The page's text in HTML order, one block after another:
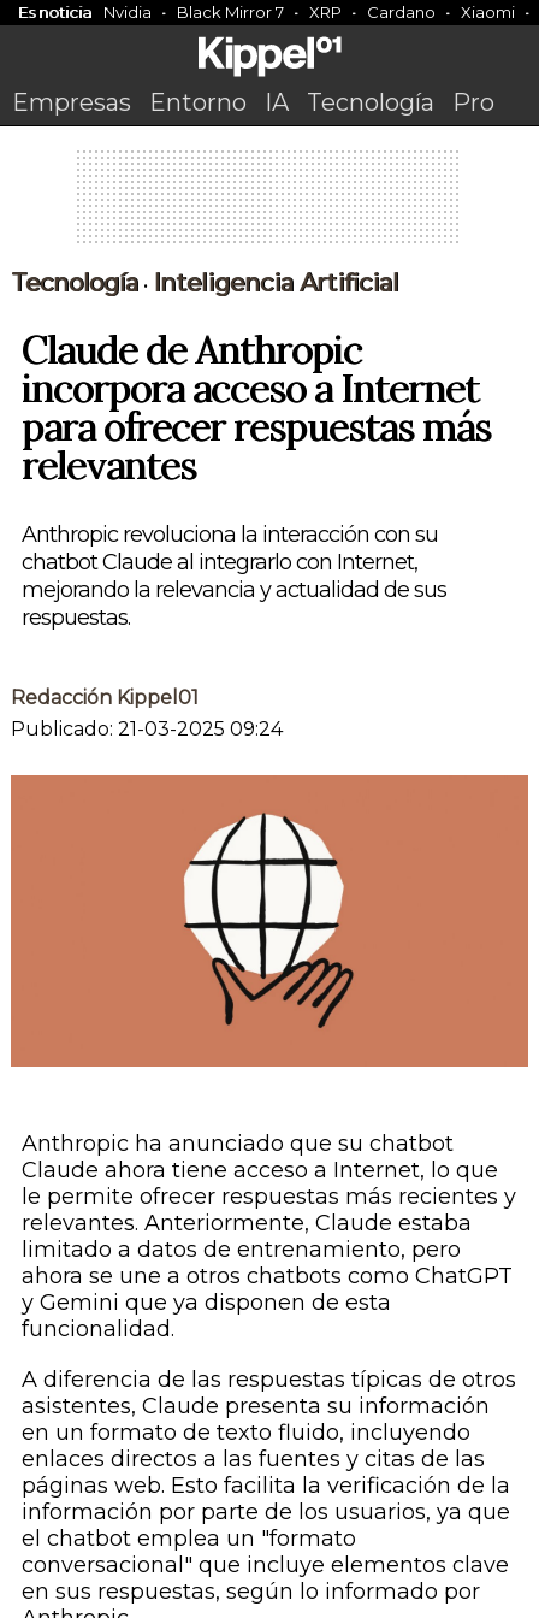
Es noticia Nvidia Black Mirror 7 XRP Cardano Xiaomi
Empresas Entorno IA Tecnología Pro
Tecnología• Inteligencia Artificial
Claude de Anthropic
incorpora acceso a Internet
para ofrecer respuestas más
relevantes
Anthropic revoluciona la interacción con su
chatbot Claude al integrarlo con Internet,
mejorando la relevancia y actualidad de sus
respuestas.
Redacción Kippel01
Publicado: 21-03-2025 09:24
Anthropic ha anunciado que su chatbot
Claude ahora tiene acceso a Internet, lo que
le permite ofrecer respuestas más recientes y
relevantes. Anteriormente, Claude estaba
limitado a datos de entrenamiento, pero
ahora se une a otros chatbots como ChatGPT
y Gemini que ya disponen de esta
funcionalidad.
A diferencia de las respuestas típicas de otros
asistentes, Claude presenta su información
en un formato de texto fluido, incluyendo
enlaces directos a las fuentes y citas de las
páginas web. Esto facilita la verificación de la
información por parte de los usuarios, ya que
el chatbot emplea un "formato
conversacional" que incluye elementos clave
en sus respuestas, según lo informado por